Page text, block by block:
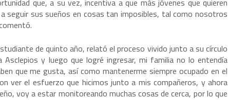
que, a su vez, incentiva a que más jóvenes que quieren
seguir sus sueños en cosas tan imposibles, tal como nosotros
de quinto año, relató el proceso vivido junto a su círculo
Asclepios y luego que logré ingresar, mi familia no lo entendía
que me gusta, así como mantenerme siempre ocupado en el
ver el esfuerzo que hicimos junto a mis compañeros, y ahora
voy a estar monitoreando muchas cosas de cerca, por lo que